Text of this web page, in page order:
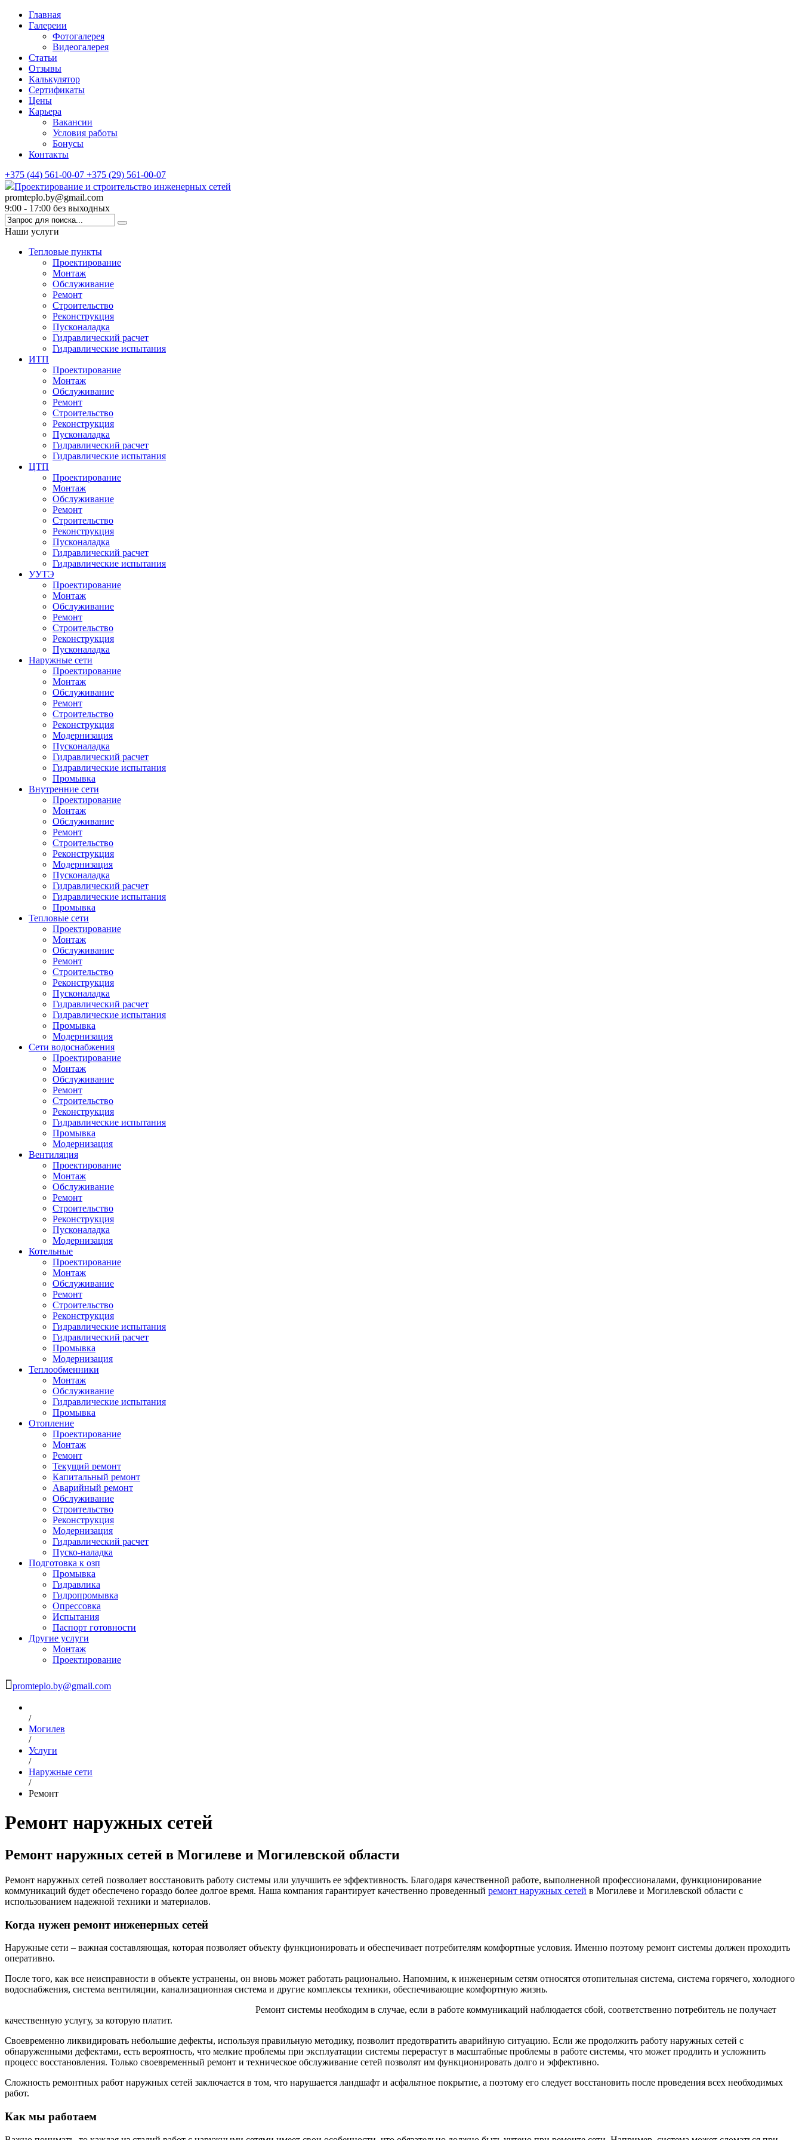
Главная
Галереии
Фотогалерея
Видеогалерея
Статьи
Отзывы
Калькулятор
Сертификаты
Цены
Карьера
Вакансии
Условия работы
Бонусы
Контакты
+375 (44) 561-00-07 +375 (29) 561-00-07
Проектирование и строительство инженерных сетей
promteplo.by@gmail.com
9:00 - 17:00 без выходных
Наши услуги
Тепловые пункты
Проектирование
Монтаж
Обслуживание
Ремонт
Строительство
Реконструкция
Пусконаладка
Гидравлический расчет
Гидравлические испытания
ИТП
Проектирование
Монтаж
Обслуживание
Ремонт
Строительство
Реконструкция
Пусконаладка
Гидравлический расчет
Гидравлические испытания
ЦТП
Проектирование
Монтаж
Обслуживание
Ремонт
Строительство
Реконструкция
Пусконаладка
Гидравлический расчет
Гидравлические испытания
УУТЭ
Проектирование
Монтаж
Обслуживание
Ремонт
Строительство
Реконструкция
Пусконаладка
Наружные сети
Проектирование
Монтаж
Обслуживание
Ремонт
Строительство
Реконструкция
Модернизация
Пусконаладка
Гидравлический расчет
Гидравлические испытания
Промывка
Внутренние сети
Проектирование
Монтаж
Обслуживание
Ремонт
Строительство
Реконструкция
Модернизация
Пусконаладка
Гидравлический расчет
Гидравлические испытания
Промывка
Тепловые сети
Проектирование
Монтаж
Обслуживание
Ремонт
Строительство
Реконструкция
Пусконаладка
Гидравлический расчет
Гидравлические испытания
Промывка
Модернизация
Сети водоснабжения
Проектирование
Монтаж
Обслуживание
Ремонт
Строительство
Реконструкция
Гидравлические испытания
Промывка
Модернизация
Вентиляция
Проектирование
Монтаж
Обслуживание
Ремонт
Строительство
Реконструкция
Пусконаладка
Модернизация
Котельные
Проектирование
Монтаж
Обслуживание
Ремонт
Строительство
Реконструкция
Гидравлические испытания
Гидравлический расчет
Промывка
Модернизация
Теплообменники
Монтаж
Обслуживание
Гидравлические испытания
Промывка
Отопление
Проектирование
Монтаж
Ремонт
Текущий ремонт
Капитальный ремонт
Аварийный ремонт
Обслуживание
Строительство
Реконструкция
Модернизация
Гидравлический расчет
Пуско-наладка
Подготовка к озп
Промывка
Гидравлика
Гидропромывка
Опрессовка
Испытания
Паспорт готовности
Другие услуги
Монтаж
Проектирование
promteplo.by@gmail.com
/
Могилев
/
Услуги
/
Наружные сети
/
Ремонт
Ремонт наружных сетей
Ремонт наружных сетей в Могилеве и Могилевской области
Ремонт наружных сетей позволяет восстановить работу системы или улучшить ее эффективность. Благодаря качественной работе, выполненной профессионалами, функционирование
коммуникаций будет обеспечено гораздо более долгое время. Наша компания гарантирует качественно проведенный ремонт наружных сетей в Могилеве и Могилевской области с
использованием надежной техники и материалов.
Когда нужен ремонт инженерных сетей
Наружные сети – важная составляющая, которая позволяет объекту функционировать и обеспечивает потребителям комфортные условия. Именно поэтому ремонт системы должен проходить
оперативно.
После того, как все неисправности в объекте устранены, он вновь может работать рационально. Напомним, к инженерным сетям относятся отопительная система, система горячего, холодного
водоснабжения, система вентиляции, канализационная система и другие комплексы техники, обеспечивающие комфортную жизнь.
Ремонт системы необходим в случае, если в работе коммуникаций наблюдается сбой, соответственно потребитель не получает
качественную услугу, за которую платит.
Своевременно ликвидировать небольшие дефекты, используя правильную методику, позволит предотвратить аварийную ситуацию. Если же продолжить работу наружных сетей с
обнаруженными дефектами, есть вероятность, что мелкие проблемы при эксплуатации системы перерастут в масштабные проблемы в работе системы, что может продлить и усложнить
процесс восстановления. Только своевременный ремонт и техническое обслуживание сетей позволят им функционировать долго и эффективно.
Сложность ремонтных работ наружных сетей заключается в том, что нарушается ландшафт и асфальтное покрытие, а поэтому его следует восстановить после проведения всех необходимых
работ.
Как мы работаем